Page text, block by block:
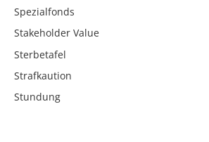
Spezialfonds
Stakeholder Value
Sterbetafel
Strafkaution
Stundung